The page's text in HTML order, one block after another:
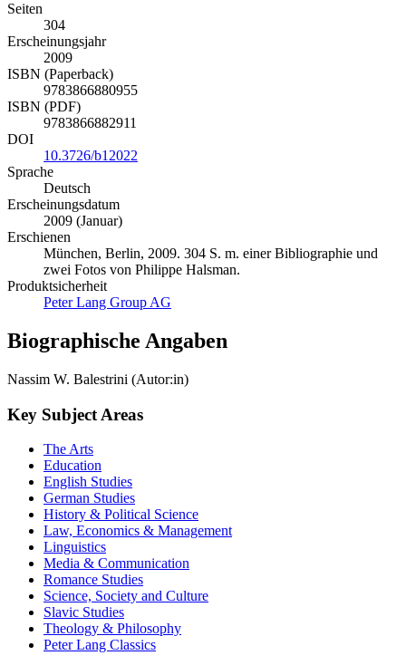
Seiten
304
Erscheinungsjahr
2009
ISBN (Paperback)
9783866880955
ISBN (PDF)
9783866882911
DOI
10.3726/b12022
Sprache
Deutsch
Erscheinungsdatum
2009 (Januar)
Erschienen
München, Berlin, 2009. 304 S. m. einer Bibliographie und
zwei Fotos von Philippe Halsman.
Produktsicherheit
Peter Lang Group AG
Biographische Angaben
Nassim W. Balestrini (Autor:in)
Key Subject Areas
The Arts
Education
English Studies
German Studies
History & Political Science
Law, Economics & Management
Linguistics
Media & Communication
Romance Studies
Science, Society and Culture
Slavic Studies
Theology & Philosophy
Peter Lang Classics